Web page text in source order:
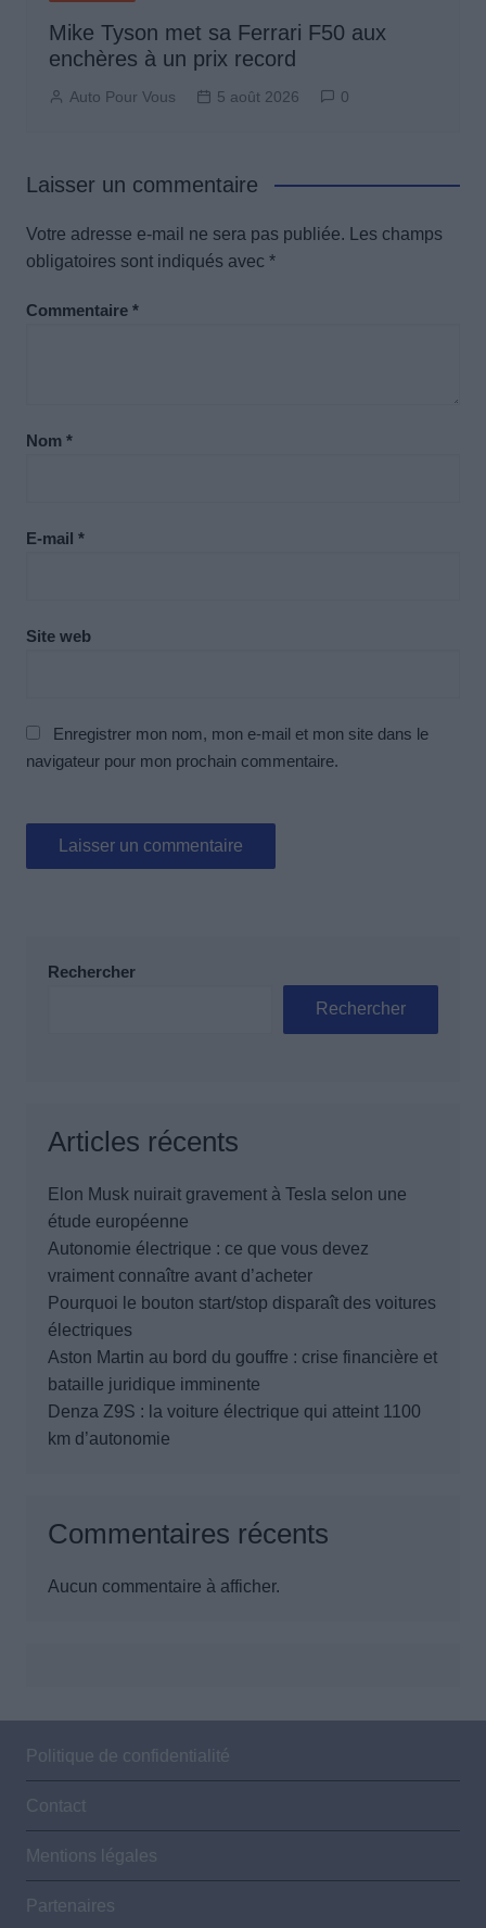
Mike Tyson met sa Ferrari F50 aux
enchères à un prix record
Auto Pour Vous 5 août 2026 0
Laisser un commentaire
Votre adresse e-mail ne sera pas publiée.
Les champs
obligatoires sont indiqués avec *
Commentaire *
Nom *
E-mail *
Site web
Enregistrer mon nom, mon e-mail et mon site dans le
navigateur pour mon prochain commentaire.
Rechercher
Rechercher
Articles récents
Elon Musk nuirait gravement à Tesla selon une
étude européenne
Autonomie électrique : ce que vous devez
vraiment connaître avant d’acheter
Pourquoi le bouton start/stop disparaît des voitures
électriques
Aston Martin au bord du gouffre : crise financière et
bataille juridique imminente
Denza Z9S : la voiture électrique qui atteint 1100
km d’autonomie
Commentaires récents
Aucun commentaire à afficher.
Politique de confidentialité
Contact
Mentions légales
Partenaires